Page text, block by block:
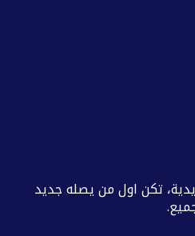
تكن اول من يصله جديد